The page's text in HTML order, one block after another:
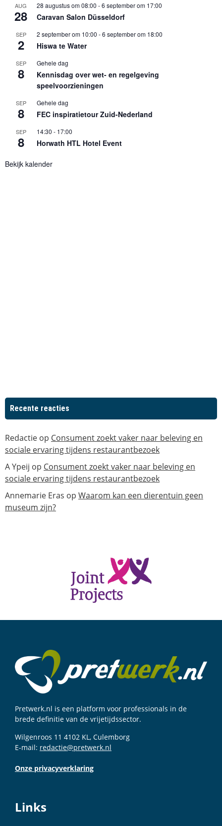
AUG
28
28 augustus om 08:00 -6 september om 17:00
Caravan Salon Düsseldorf
SEP
2
2 september om 10:00 -6 september om 18:00
Hiswa te Water
SEP
8
Gehele dag
Kennisdag over wet- en regelgeving
speelvoorzieningen
SEP
8
Gehele dag
FEC inspiratietour Zuid-Nederland
SEP
8
14:30 - 17:00
Horwath HTL Hotel Event
Bekijk kalender
Recente reacties
Redactie op Consument zoekt vaker naar beleving en
sociale ervaring tijdens restaurantbezoek
A Ypeij op Consument zoekt vaker naar beleving en
sociale ervaring tijdens restaurantbezoek
Annemarie Eras op Waarom kan een dierentuin geen
museum zijn?
Pretwerk.nl is een platform voor professionals in de
brede definitie van de vrijetijdssector.
Wilgenroos 11 4102 KL, Culemborg
E-mail: redactie@pretwerk.nl
Onze privacyverklaring
Links